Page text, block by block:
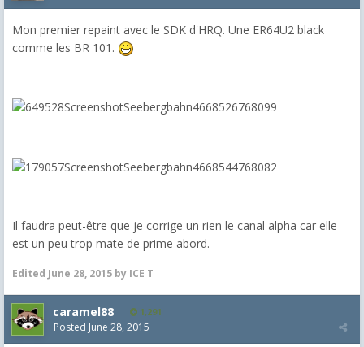
Mon premier repaint avec le SDK d'HRQ. Une ER64U2 black
comme les BR 101.
Il faudra peut-être que je corrige un rien le canal alpha car elle
est un peu trop mate de prime abord.
Edited June 28, 2015 by ICE T
caramel88 1,291
Posted June 28, 2015